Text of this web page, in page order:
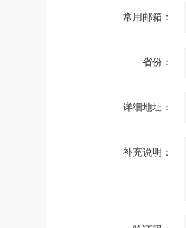
常用邮箱：
省份：
详细地址：
补充说明：